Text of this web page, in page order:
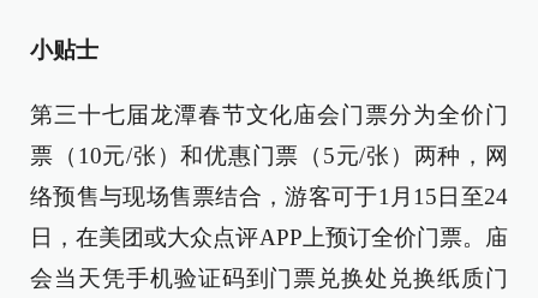
小贴士
第三十七届龙潭春节文化庙会门票分为全价门
票（10元/张）和优惠门票（5元/张）两种，网
络预售与现场售票结合，游客可于1月15日至24
日，在美团或大众点评APP上预订全价门票。庙
会当天凭手机验证码到门票兑换处兑换纸质门